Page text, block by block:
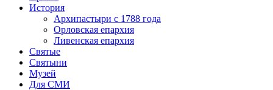
История
Архипастыри с 1788 года
Орловская епархия
Ливенская епархия
Святые
Святыни
Музей
Для СМИ